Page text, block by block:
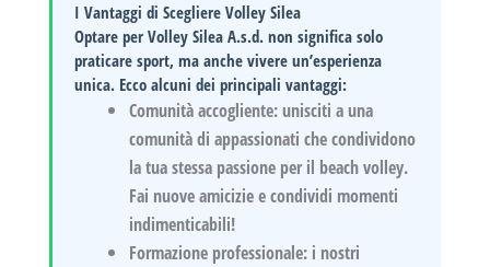
I Vantaggi di Scegliere Volley Silea
Optare per Volley Silea A.s.d. non significa solo
praticare sport, ma anche vivere un’esperienza
unica. Ecco alcuni dei principali vantaggi:
Comunità accogliente:unisciti a una
comunità di appassionati che condividono
la tua stessa passione per il beach volley.
Fai nuove amicizie e condividi momenti
indimenticabili!
Formazione professionale:i nostri